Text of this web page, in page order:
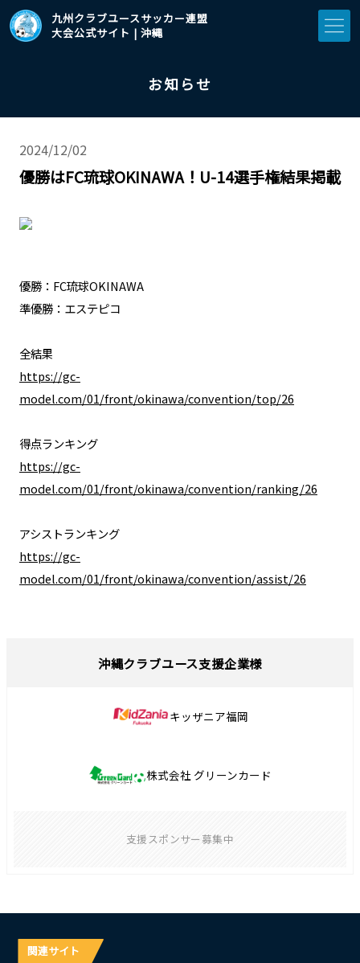
九州クラブユースサッカー連盟
大会公式サイト | 沖縄
お知らせ
2024/12/02
優勝はFC琉球OKINAWA！U-14選手権結果掲載
​優勝：FC琉球OKINAWA
​準優勝：エステピコ
​全結果
https://gc-
model.com/01/front/okinawa/convention/top/26
​得点ランキング
​https://gc-
model.com/01/front/okinawa/convention/ranking/26
​アシストランキング
https://gc-
model.com/01/front/okinawa/convention/assist/26
沖縄クラブユース支援企業様
キッザニア福岡
株式会社 グリーンカード
支援スポンサー募集中
関連サイト